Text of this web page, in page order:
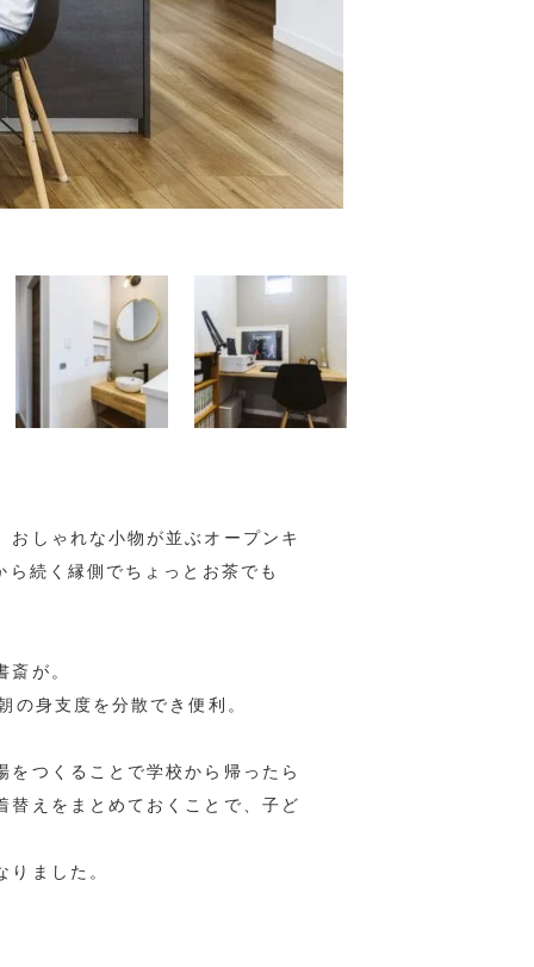
しゃれな小物が並ぶオープンキ
続く縁側でちょっとお茶でも
が。
身支度を分散でき便利。
つくることで学校から帰ったら
替えをまとめておくことで、子ど
ました。